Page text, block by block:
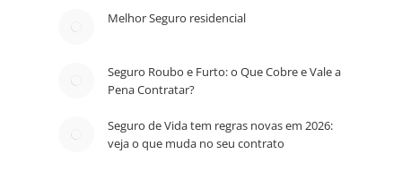
Melhor Seguro residencial
Seguro Roubo e Furto: o Que Cobre e Vale a
Pena Contratar?
Seguro de Vida tem regras novas em 2026:
veja o que muda no seu contrato